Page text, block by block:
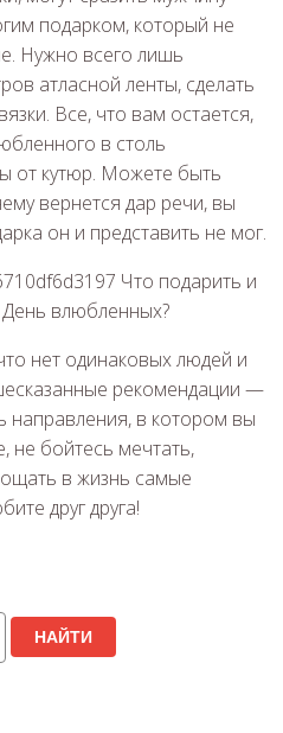
подарком, который не
Нужно всего лишь
атласной ленты, сделать
Все, что вам остается,
в столь
от кутюр. Можете быть
вернется дар речи, вы
он и представить не мог.
нет одинаковых людей и
рекомендации —
направления, в котором вы
не бойтесь мечтать,
в жизнь самые
друг друга!
НАЙТИ